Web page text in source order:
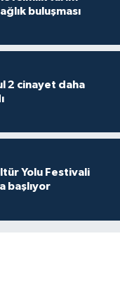
buluşması
2 cinayet daha
Yolu Festivali
başlıyor